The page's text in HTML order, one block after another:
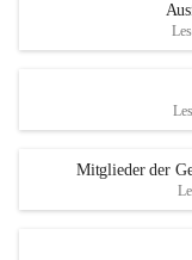
Mitglieder der